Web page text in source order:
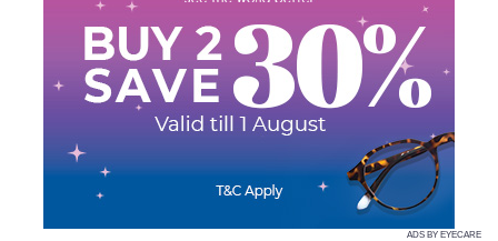
ADS BY EYECARE